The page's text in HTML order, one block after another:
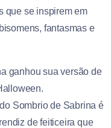
que se inspirem em
fantasmas e
ganhou sua versão de
Sombrio de Sabrina é
de feiticeira que